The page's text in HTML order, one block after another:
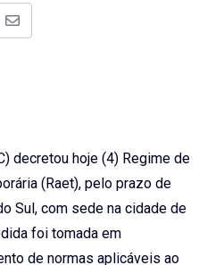
Share
decretou hoje (4) Regime de
(Raet), pelo prazo de
Sul, com sede na cidade de
foi tomada em
de normas aplicáveis ao